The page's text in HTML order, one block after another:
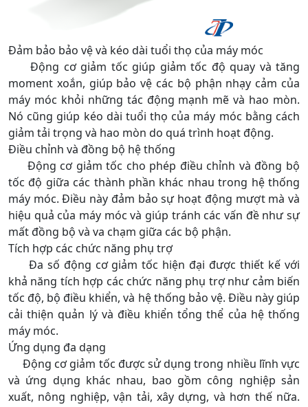
Đảm bảo bảo vệ và kéo dài tuổi thọ của máy móc
Động cơ giảm tốc giúp giảm tốc độ quay và tăng
moment xoắn, giúp bảo vệ các bộ phận nhạy cảm của
máy móc khỏi những tác động mạnh mẽ và hao mòn.
Nó cũng giúp kéo dài tuổi thọ của máy móc bằng cách
giảm tải trọng và hao mòn do quá trình hoạt động.
Điều chỉnh và đồng bộ hệ thống
Động cơ giảm tốc cho phép điều chỉnh và đồng bộ
tốc độ giữa các thành phần khác nhau trong hệ thống
máy móc. Điều này đảm bảo sự hoạt động mượt mà và
hiệu quả của máy móc và giúp tránh các vấn đề như sự
mất đồng bộ và va chạm giữa các bộ phận.
Tích hợp các chức năng phụ trợ
Đa số động cơ giảm tốc hiện đại được thiết kế với
khả năng tích hợp các chức năng phụ trợ như cảm biến
tốc độ, bộ điều khiển, và hệ thống bảo vệ. Điều này giúp
cải thiện quản lý và điều khiển tổng thể của hệ thống
máy móc.
Ứng dụng đa dạng
Động cơ giảm tốc được sử dụng trong nhiều lĩnh vực
và ứng dụng khác nhau, bao gồm công nghiệp sản
xuất, nông nghiệp, vận tải, xây dựng, và hơn thế nữa.